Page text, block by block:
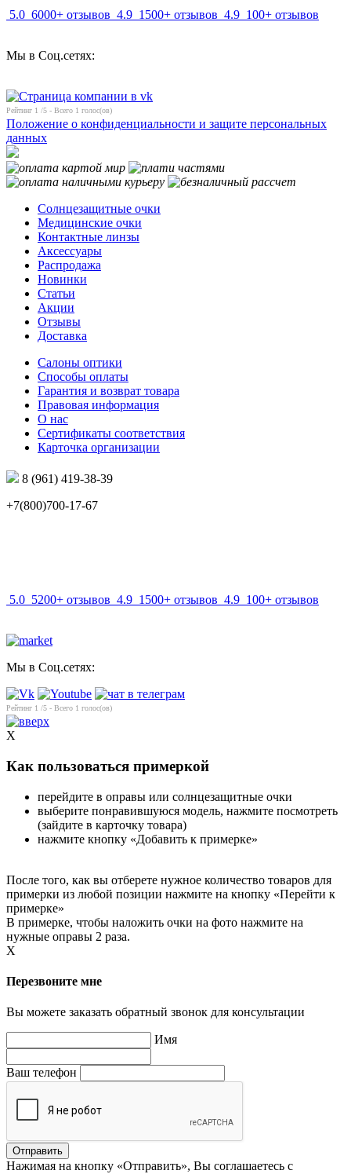
5.0 6000+ отзывов 4.9 1500+ отзывов 4.9 100+ отзывов
Мы в Соц.сетях:
Рейтинг 1 /5 - Всего 1 голос(ов)
Положение о конфиденциальности и защите персональных
данных
Солнцезащитные очки
Медицинские очки
Контактные линзы
Аксессуары
Распродажа
Новинки
Статьи
Акции
Отзывы
Доставка
Салоны оптики
Способы оплаты
Гарантия и возврат товара
Правовая информация
О нас
Сертификаты соответствия
Карточка организации
8 (961) 419-38-39
+7(800)700-17-67
5.0 5200+ отзывов 4.9 1500+ отзывов 4.9 100+ отзывов
Мы в Соц.сетях:
Рейтинг 1 /5 - Всего 1 голос(ов)
X
Как пользоваться примеркой
перейдите в оправы или солнцезащитные очки
выберите понравившуюся модель, нажмите посмотреть
(зайдите в карточку товара)
нажмите кнопку «Добавить к примерке»
После того, как вы отберете нужное количество товаров для
примерки из любой позиции нажмите на кнопку «Перейти к
примерке»
В примерке, чтобы наложить очки на фото нажмите на
нужные оправы 2 раза.
X
Перезвоните мне
Вы можете заказать обратный звонок для консультации
Имя
Ваш телефон
Нажимая на кнопку «Отправить», Вы соглашаетесь с